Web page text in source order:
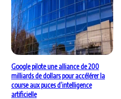
Google pilote une alliance de 200
milliards de dollars pour accélérer la
course aux puces d’intelligence
artificielle